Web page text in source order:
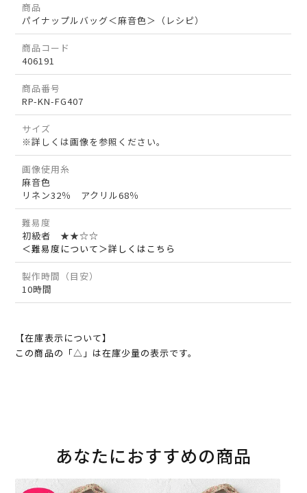
商品
パイナップルバッグ＜麻音色＞（レシピ）
商品コード
406191
商品番号
RP-KN-FG407
サイズ
※詳しくは画像を参照ください。
画像使用糸
麻音色
リネン32％ アクリル68％
難易度
初級者 ★★☆☆
＜難易度について＞詳しくはこちら
製作時間（目安）
10時間
【在庫表示について】
この商品の「△」は在庫少量の表示です。
あなたにおすすめの商品